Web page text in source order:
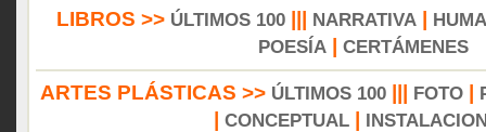
LIBROS >> ÚLTIMOS 100 NARRATIVA
POESÍA| CERTÁMENES
ARTES PLÁSTICAS >> ÚLTIMOS 100 FOTO
CONCEPTUAL